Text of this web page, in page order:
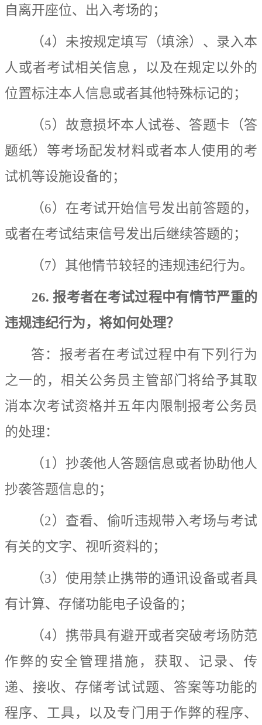
自离开座位、出入考场的；
（4 ）未按规定填写（填涂）、录入本
人或者考试相关信息，以及在规定以外的
位置标注本人信息或者其他特殊标记的；
（5 ）故意损坏本人试卷、答题卡（答
题纸）等考场配发材料或者本人使用的考
试机等设施设备的；
（6 ）在考试开始信号发出前答题的，
或者在考试结束信号发出后继续答题的；
（7）其他情节较轻的违规违纪行为。
26.报考者在考试过程中有情节严重的
违规违纪行为，将如何处理？
答： 报考者在考试过程中有下列行为
之一的，相关公务员主管部门将给予其取
消本次考试资格并五年内限制报考公务员
的处理：
（ 1 ）抄袭他人答题信息或者协助他人
抄袭答题信息的；
（2 ）查看、偷听违规带入考场与考试
有关的文字、视听资料的；
（3 ）使用禁止携带的通讯设备或者具
有计算、存储功能电子设备的；
（4 ）携带具有避开或者突破考场防范
作弊的安全管理措施，获取、记录、传
递、接收、存储考试试题、答案等功能的
程序、工具，以及专门用于作弊的程序、